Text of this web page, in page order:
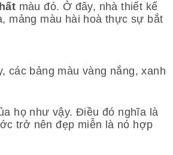
màu đó. Ở đây, nhà thiết kế
mảng màu hài hoà thực sự bắt
các bảng màu vàng nắng, xanh
họ như vậy. Điều đó nghĩa là
trở nên đẹp miễn là nó hợp